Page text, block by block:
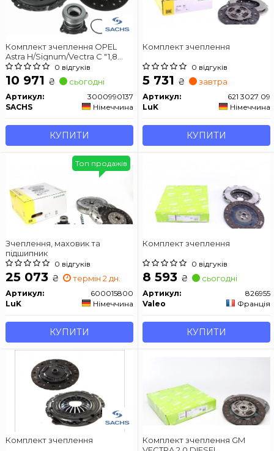
Комплект зчеплення OPEL
Astra H/Signum/Vectra C "1,8
"05>>
0 відгуків
10 971 ₴ сьогодні
Артикул:
3000990137
SACHS
Німеччина
КУПИТИ
Комплект зчеплення
0 відгуків
5 731 ₴ завтра
Артикул:
621 3027 09
LuK
Німеччина
КУПИТИ
Зчеплення, маховик та
підшипник
0 відгуків
25 073 ₴ термін 2 дн.
Артикул:
600015800
LuK
Німеччина
КУПИТИ
Топ продажів
Комплект зчеплення
0 відгуків
8 593 ₴ сьогодні
Артикул:
826955
Valeo
Франція
КУПИТИ
Комплект зчеплення
Комплект зчеплення GM